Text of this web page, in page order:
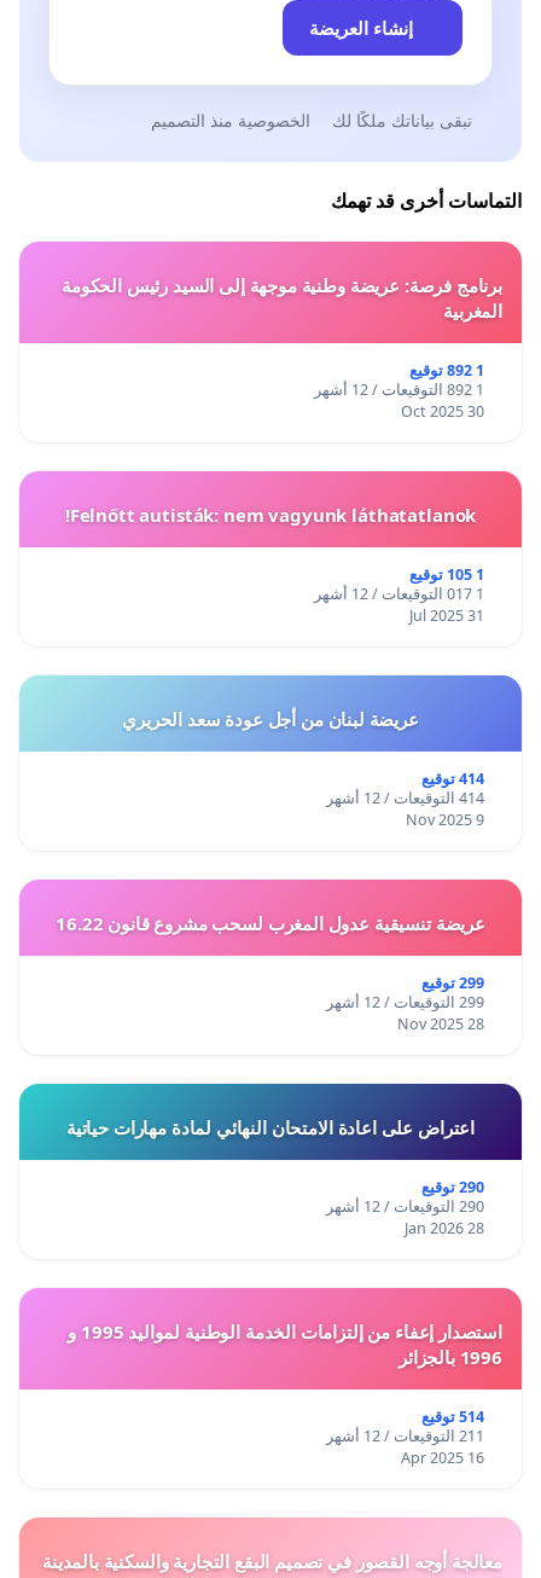
إنشاء العريضة
تبقى بياناتك ملكًا لك الخصوصية منذ التصميم
التماسات أخرى قد تهمك
برنامج فرصة: عريضة وطنية موجهة إلى السيد رئيس الحكومة
المغربية
1 892 توقيع
1 892 التوقيعات / 12 أشهر
30 Oct 2025
Felnőtt autisták: nem vagyunk láthatatlanok!
1 105 توقيع
1 017 التوقيعات / 12 أشهر
31 Jul 2025
عريضة لبنان من أجل عودة سعد الحريري
414 توقيع
414 التوقيعات / 12 أشهر
9 Nov 2025
عريضة تنسيقية عدول المغرب لسحب مشروع قانون 16.22
299 توقيع
299 التوقيعات / 12 أشهر
28 Nov 2025
اعتراض على اعادة الامتحان النهائي لمادة مهارات حياتية
290 توقيع
290 التوقيعات / 12 أشهر
28 Jan 2026
استصدار إعفاء من إلتزامات الخدمة الوطنية لمواليد 1995 و
1996 بالجزائر
514 توقيع
211 التوقيعات / 12 أشهر
16 Apr 2025
معالجة أوجه القصور في تصميم البقع التجارية والسكنية بالمدينة